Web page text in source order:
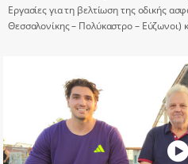
Εργασίες για τη βελτίωση της οδικής
Θεσσαλονίκης – Πολύκαστρο – Εύζωνοι)